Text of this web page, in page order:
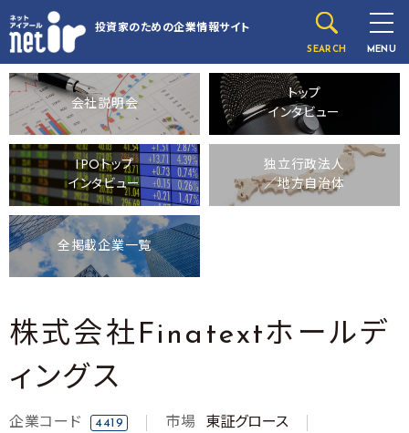
投資家のための企業情報サイト
SEARCH MENU
会社説明会
トップ
インタビュー
IPOトップ
インタビュー
独立行政法人
／地方自治体
全掲載企業一覧
株式会社Finatextホールデ
ィングス
企業コード 4419 市場
東証グロース